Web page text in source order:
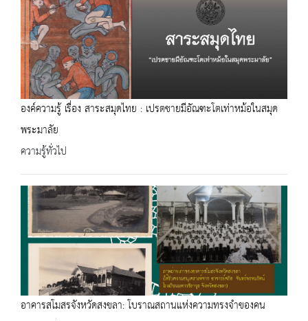
องค์ความรู้ เรื่อง สาระสมุดไทย : เปรตชายมีอัณฑะโตเท่าหม้อในสมุด
พระมาลัย
ความรู้ทั่วไป
อาคารสโมสรจังหวัดสงขลา: โบราณสถานแห่งความทรงจำของคน